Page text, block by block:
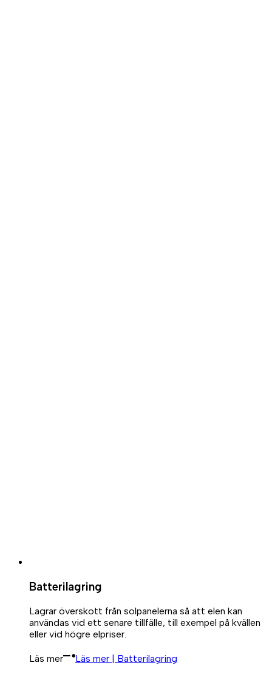
Batterilagring
Lagrar överskott från solpanelerna så att elen kan
användas vid ett senare tillfälle, till exempel på kvällen
eller vid högre elpriser.
Läs mer Läs mer | Batterilagring